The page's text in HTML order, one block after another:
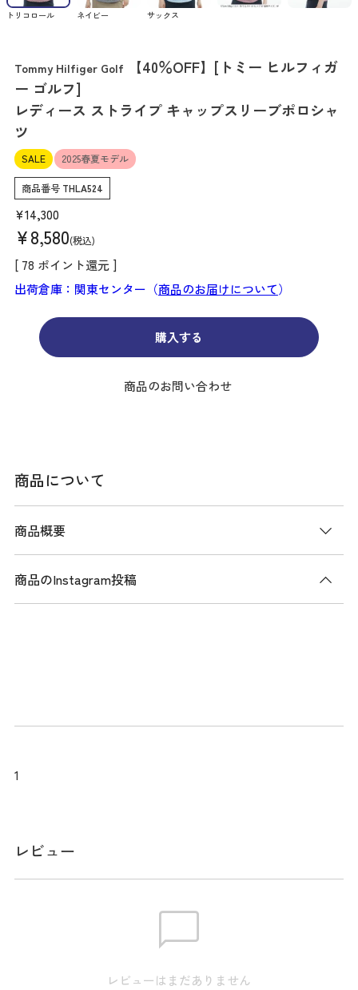
トリコロール ネイビー サックス
Tommy Hilfiger Golf
【40％OFF】[トミー ヒルフィガ
ー ゴルフ]
レディース ストライプ キャップスリーブポロシャ
ツ
SALE 2025春夏モデル
商品番号 THLA524
¥14,300
¥8,580 税込
[ 78 ポイント還元 ]
出荷倉庫：関東センター（商品のお届けについて）
購入する
商品のお問い合わせ
商品について
商品概要
商品説明
ドヘムがフェミニンな雰囲気を引き立てます。衿裏には通気
た。さらに、涼しげな花形のクリアボタンがデザインのポイ
身丈:58.5cm / 肩幅:35.0cm / 身幅:46.0cm / 裾幅:44.0cm /
商品のInstagram投稿
1
レビュー
レビューはまだありません